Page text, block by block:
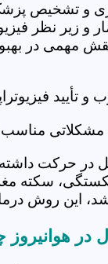
و تشخیص
زیر نظر
مهمی در بهبود
تأیید
مشکلاتی
حرکت داشته و
سکته
این روش
در